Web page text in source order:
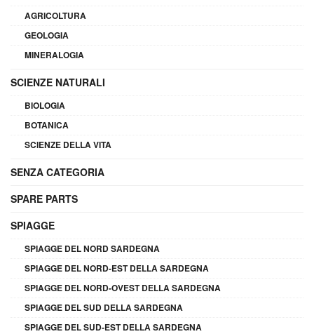
AGRICOLTURA
GEOLOGIA
MINERALOGIA
SCIENZE NATURALI
BIOLOGIA
BOTANICA
SCIENZE DELLA VITA
SENZA CATEGORIA
SPARE PARTS
SPIAGGE
SPIAGGE DEL NORD SARDEGNA
SPIAGGE DEL NORD-EST DELLA SARDEGNA
SPIAGGE DEL NORD-OVEST DELLA SARDEGNA
SPIAGGE DEL SUD DELLA SARDEGNA
SPIAGGE DEL SUD-EST DELLA SARDEGNA